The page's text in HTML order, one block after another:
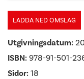
LADDA NED OMSLAG
Utgivningsdatum:
ISBN: 978-91-501-
Sidor: 18